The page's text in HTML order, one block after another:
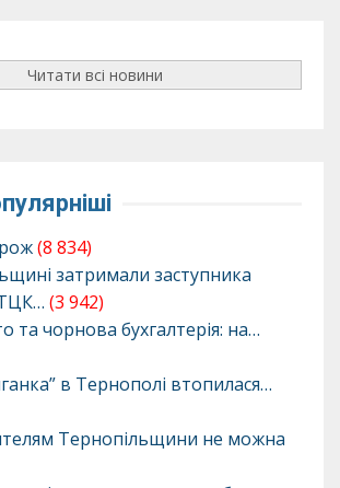
Читати всі новини
(8 834)
затримали заступника
(3 942)
та чорнова бухгалтерія: на…
в Тернополі втопилася…
Тернопільщини не можна